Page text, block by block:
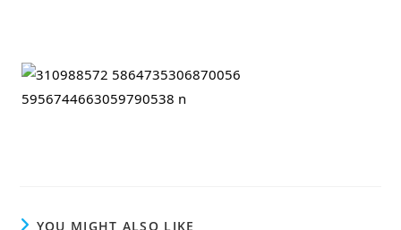
YOU MIGHT ALSO LIKE